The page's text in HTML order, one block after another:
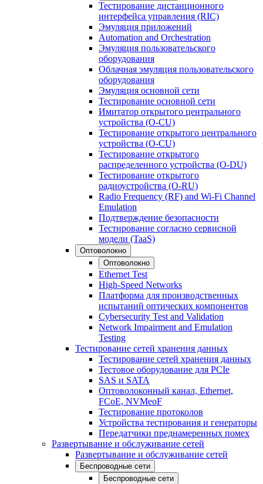
Тестирование дистанционного
интерфейса управления (RIC)
Эмуляция приложений
Automation and Orchestration
Эмуляция пользовательского
оборудования
Облачная эмуляция пользовательского
оборудования
Эмуляция основной сети
Тестирование основной сети
Имитатор открытого центрального
устройства (O-CU)
Тестирование открытого центрального
устройства (O-CU)
Тестирование открытого
распределенного устройства (O-DU)
Тестирование открытого
радиоустройства (O-RU)
Radio Frequency (RF) and Wi-Fi Channel
Emulation
Подтверждение безопасности
Тестирование согласно сервисной
модели (TaaS)
Оптоволокно
Оптоволокно
Ethernet Test
High-Speed Networks
Платформа для производственных
испытаний оптических компонентов
Cybersecurity Test and Validation
Network Impairment and Emulation
Testing
Тестирование сетей хранения данных
Тестирование сетей хранения данных
Тестовое оборудование для PCIe
SAS и SATA
Оптоволоконный канал, Ethernet,
FCoE, NVMeoF
Тестирование протоколов
Устройства тестирования и генераторы
Передатчики преднамеренных помех
Развертывание и обслуживание сетей
Развертывание и обслуживание сетей
Беспроводные сети
Беспроводные сети